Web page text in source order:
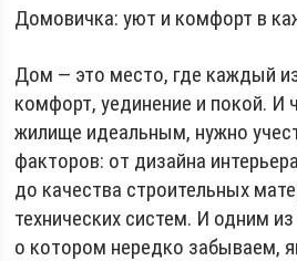
Домовичка: уют и комфорт в
Дом — это место, где каждый
комфорт, уединение и покой. И
жилище идеальным, нужно
факторов: от дизайна
до качества строительных
технических систем. И одним
о котором нередко забываем,